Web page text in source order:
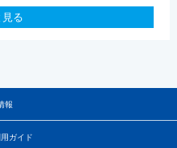
見る
報
ガイド